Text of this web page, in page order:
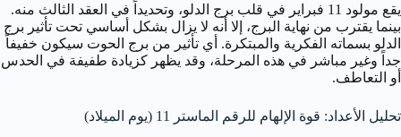
يقع مولود 11 فبراير في قلب برج الدلو، وتحديداً في العقد الثالث منه.
بينما يقترب من نهاية البرج، إلا أنه لا يزال بشكل أساسي تحت تأثير برج
الدلو بسماته الفكرية والمبتكرة. أي تأثير من برج الحوت سيكون خفيفاً
جداً وغير مباشر في هذه المرحلة، وقد يظهر كزيادة طفيفة في الحدس
أو التعاطف.
تحليل الأعداد: قوة الإلهام للرقم الماستر 11 (يوم الميلاد)